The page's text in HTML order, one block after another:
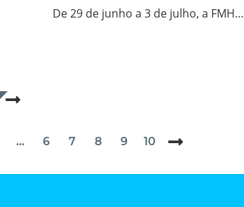
Read more...
De 29 de junho a 3 de julho, a FMH…
... 6 7 8 9 10